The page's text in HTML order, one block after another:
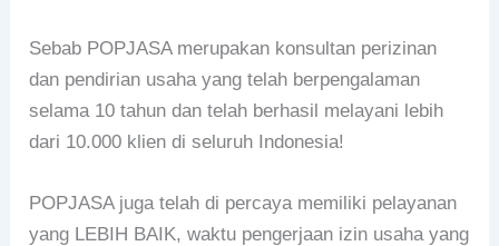
Sebab POPJASA merupakan konsultan perizinan
dan pendirian usaha yang telah berpengalaman
selama 10 tahun dan telah berhasil melayani lebih
dari 10.000 klien di seluruh Indonesia!
POPJASA juga telah di percaya memiliki pelayanan
yang LEBIH BAIK, waktu pengerjaan izin usaha yang